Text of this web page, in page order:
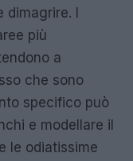
I
più
a
che sono
specifico può
e modellare il
le odiatissime